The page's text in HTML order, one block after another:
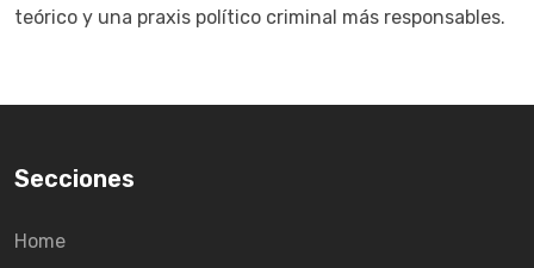
teórico y una praxis político criminal más responsables.
Secciones
Home